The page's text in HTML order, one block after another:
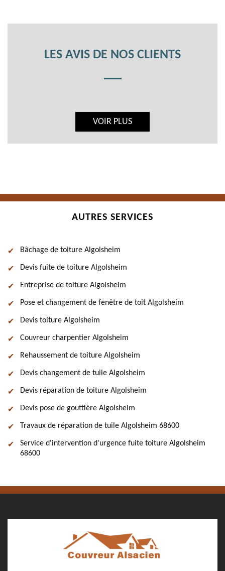
LES AVIS DE NOS CLIENTS
VOIR PLUS
AUTRES SERVICES
Bâchage de toiture Algolsheim
Devis fuite de toiture Algolsheim
Entreprise de toiture Algolsheim
Pose et changement de fenêtre de toit Algolsheim
Devis toiture Algolsheim
Couvreur charpentier Algolsheim
Rehaussement de toiture Algolsheim
Devis changement de tuile Algolsheim
Devis réparation de toiture Algolsheim
Devis pose de gouttière Algolsheim
Travaux de réparation de tuile Algolsheim 68600
Service d'intervention d'urgence fuite toiture Algolsheim
68600